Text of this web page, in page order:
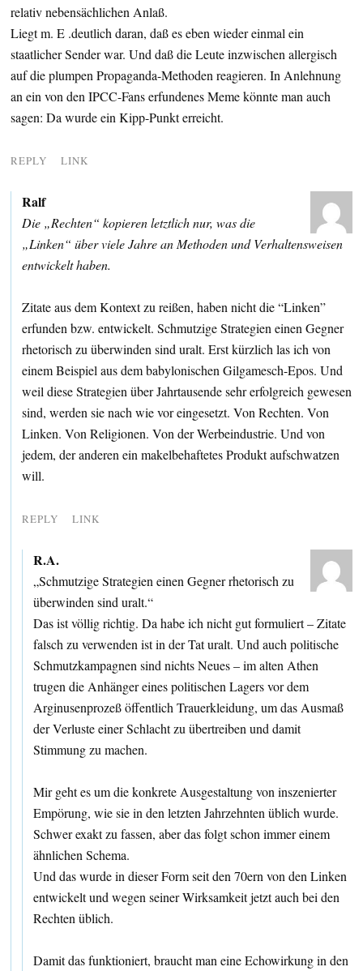
relativ nebensächlichen Anlaß.
Liegt m. E .deutlich daran, daß es eben wieder einmal ein
staatlicher Sender war. Und daß die Leute inzwischen allergisch
auf die plumpen Propaganda-Methoden reagieren. In Anlehnung
an ein von den IPCC-Fans erfundenes Meme könnte man auch
sagen: Da wurde ein Kipp-Punkt erreicht.
REPLY LINK
Ralf
Die „Rechten“ kopieren letztlich nur, was die
„Linken“ über viele Jahre an Methoden und Verhaltensweisen
entwickelt haben.
Zitate aus dem Kontext zu reißen, haben nicht die “Linken”
erfunden bzw. entwickelt. Schmutzige Strategien einen Gegner
rhetorisch zu überwinden sind uralt. Erst kürzlich las ich von
einem Beispiel aus dem babylonischen Gilgamesch-Epos. Und
weil diese Strategien über Jahrtausende sehr erfolgreich gewesen
sind, werden sie nach wie vor eingesetzt. Von Rechten. Von
Linken. Von Religionen. Von der Werbeindustrie. Und von
jedem, der anderen ein makelbehaftetes Produkt aufschwatzen
will.
REPLY LINK
R.A.
„Schmutzige Strategien einen Gegner rhetorisch zu
überwinden sind uralt.“
Das ist völlig richtig. Da habe ich nicht gut formuliert – Zitate
falsch zu verwenden ist in der Tat uralt. Und auch politische
Schmutzkampagnen sind nichts Neues – im alten Athen
trugen die Anhänger eines politischen Lagers vor dem
Arginusenprozeß öffentlich Trauerkleidung, um das Ausmaß
der Verluste einer Schlacht zu übertreiben und damit
Stimmung zu machen.
Mir geht es um die konkrete Ausgestaltung von inszenierter
Empörung, wie sie in den letzten Jahrzehnten üblich wurde.
Schwer exakt zu fassen, aber das folgt schon immer einem
ähnlichen Schema.
Und das wurde in dieser Form seit den 70ern von den Linken
entwickelt und wegen seiner Wirksamkeit jetzt auch bei den
Rechten üblich.
Damit das funktioniert, braucht man eine Echowirkung in den